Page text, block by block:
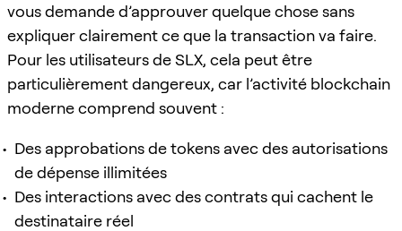
vous demande d’approuver quelque chose sans
expliquer clairement ce que la transaction va faire.
Pour les utilisateurs de SLX, cela peut être
particulièrement dangereux, car l’activité blockchain
moderne comprend souvent :
Des approbations de tokens avec des autorisations
de dépense illimitées
Des interactions avec des contrats qui cachent le
destinataire réel